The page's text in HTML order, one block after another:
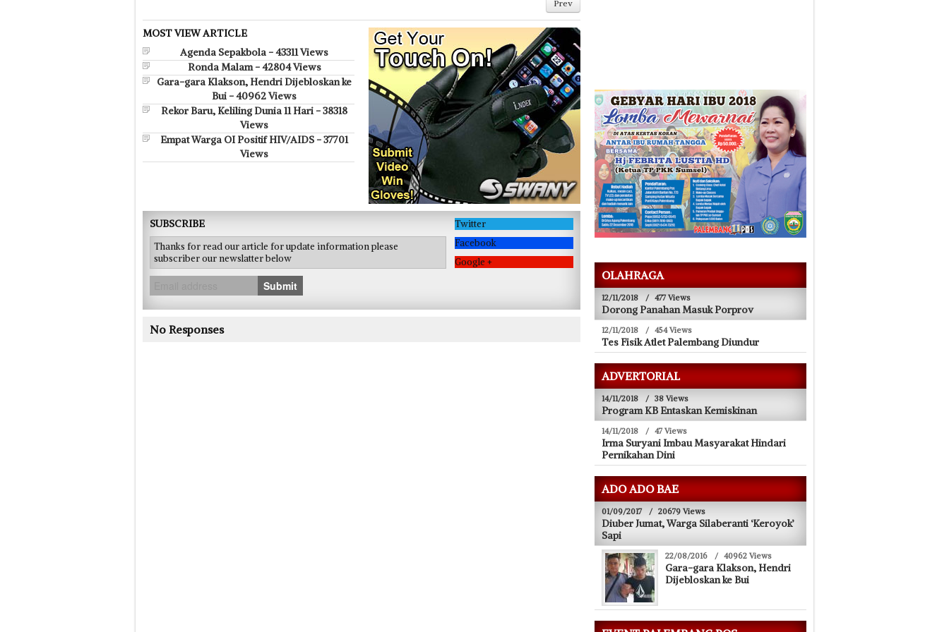
Prev
MOST VIEW ARTICLE
Agenda Sepakbola - 43311 Views
Ronda Malam - 42804 Views
Gara-gara Klakson, Hendri Dijebloskan ke
Bui - 40962 Views
Rekor Baru, Keliling Dunia 11 Hari - 38318
Views
Empat Warga OI Positif HIV/AIDS - 37701
Views
SUBSCRIBE
Thanks for read our article for update information please
subscriber our newslatter below
Submit
Twitter
Facebook
Google +
No Responses
OLAHRAGA
12/11/2018 / 477 Views
Dorong Panahan Masuk Porprov
12/11/2018 / 454 Views
Tes Fisik Atlet Palembang Diundur
ADVERTORIAL
14/11/2018 / 38 Views
Program KB Entaskan Kemiskinan
14/11/2018 / 47 Views
Irma Suryani Imbau Masyarakat Hindari
Pernikahan Dini
ADO ADO BAE
01/09/2017 / 20679 Views
Diuber Jumat, Warga Silaberanti ‘Keroyok’
Sapi
22/08/2016 / 40962 Views
Gara-gara Klakson, Hendri
Dijebloskan ke Bui